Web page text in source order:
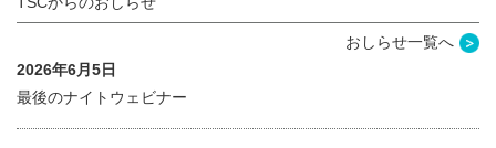
おしらせ一覧へ
2026年6月5日
最後のナイトウェビナー